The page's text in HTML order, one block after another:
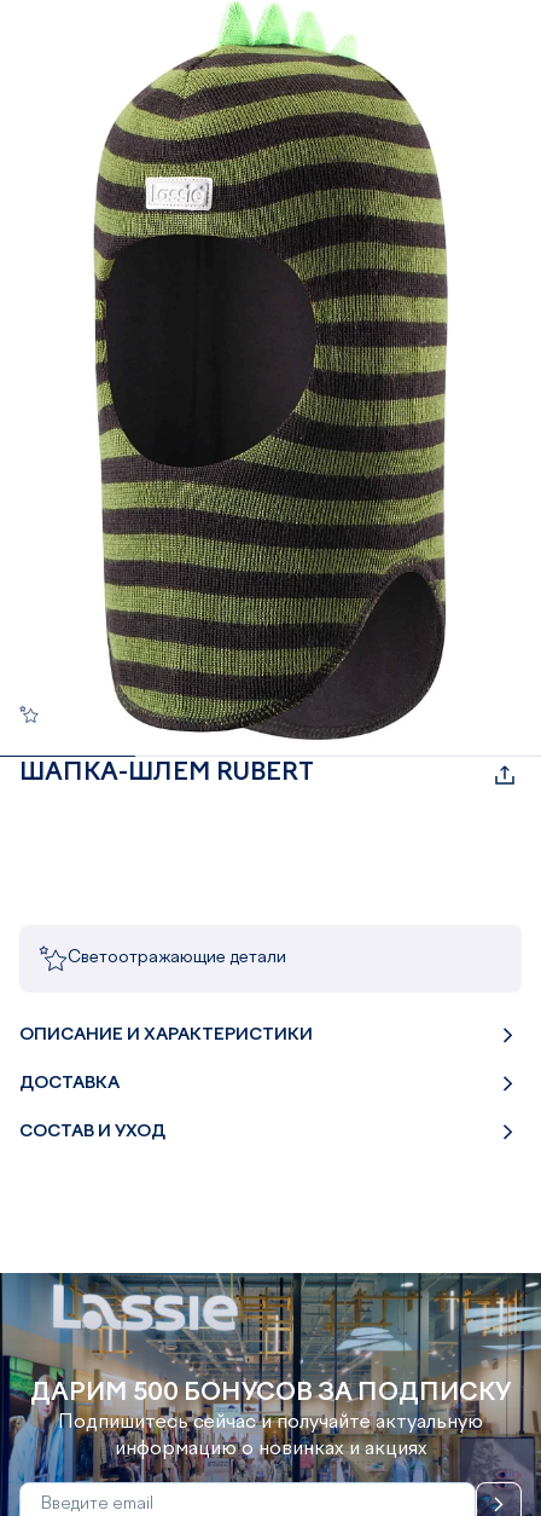
ШАПКА-ШЛЕМ RUBERT
Светоотражающие детали
ОПИСАНИЕ И ХАРАКТЕРИСТИКИ
ДОСТАВКА
СОСТАВ И УХОД
ДАРИМ 500 БОНУСОВ ЗА ПОДПИСКУ
Подпишитесь сейчас и получайте актуальную
информацию о новинках и акциях